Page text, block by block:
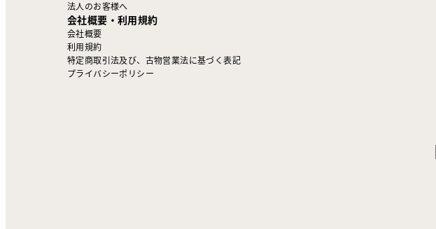
法人のお客様へ
会社概要・利用規約
会社概要
利用規約
特定商取引法及び、古物営業法に基づく表記
プライバシーポリシー